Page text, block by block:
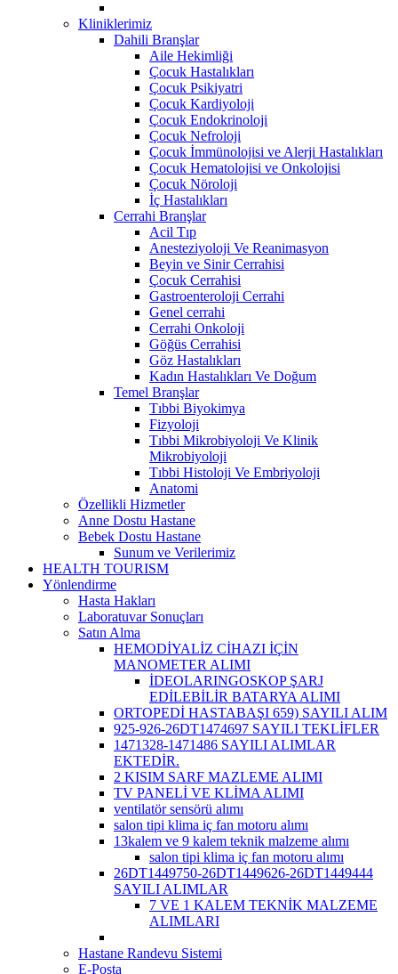
Kliniklerimiz
Dahili Branşlar
Aile Hekimliği
Çocuk Hastalıkları
Çocuk Psikiyatri
Çocuk Kardiyoloji
Çocuk Endokrinoloji
Çocuk Nefroloji
Çocuk İmmünolojisi ve Alerji Hastalıkları
Çocuk Hematolojisi ve Onkolojisi
Çocuk Nöroloji
İç Hastalıkları
Cerrahi Branşlar
Acil Tıp
Anesteziyoloji Ve Reanimasyon
Beyin ve Sinir Cerrahisi
Çocuk Cerrahisi
Gastroenteroloji Cerrahi
Genel cerrahi
Cerrahi Onkoloji
Göğüs Cerrahisi
Göz Hastalıkları
Kadın Hastalıkları Ve Doğum
Temel Branşlar
Tıbbi Biyokimya
Fizyoloji
Tıbbi Mikrobiyoloji Ve Klinik
Mikrobiyoloji
Tıbbi Histoloji Ve Embriyoloji
Anatomi
Özellikli Hizmetler
Anne Dostu Hastane
Bebek Dostu Hastane
Sunum ve Verilerimiz
HEALTH TOURISM
Yönlendirme
Hasta Hakları
Laboratuvar Sonuçları
Satın Alma
HEMODİYALİZ CİHAZI İÇİN
MANOMETER ALIMI
İDEOLARINGOSKOP ŞARJ
EDİLEBİLİR BATARYA ALIMI
ORTOPEDİ HASTABAŞI 659) SAYILI ALIM
925-926-26DT1474697 SAYILI TEKLİFLER
1471328-1471486 SAYILI ALIMLAR
EKTEDİR.
2 KISIM SARF MAZLEME ALIMI
TV PANELİ VE KLİMA ALIMI
ventilatör sensörü alımı
salon tipi klima iç fan motoru alımı
13kalem ve 9 kalem teknik malzeme alımı
salon tipi klima iç fan motoru alımı
26DT1449750-26DT1449626-26DT1449444
SAYILI ALIMLAR
7 VE 1 KALEM TEKNİK MALZEME
ALIMLARI
Hastane Randevu Sistemi
E-Posta